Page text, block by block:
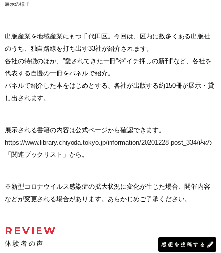
展示の様子
出版産業を地域産業にもつ千代田区。今回は、区内に数多くある出版社
のうち、独自路線を打ち出す33社が紹介されます。
各社の特徴のほか、”愛されてきた一冊”や”イチ押しの新刊”など、各社を
代表する自慢の一冊をパネルで紹介。
パネルで紹介した本をはじめとする、各社が出版する約150冊が展示・貸
し出されます。
展示される書籍の内容は公式ページから確認できます。
https://www.library.chiyoda.tokyo.jp/information/20201228-post_334/内の
「関連ブックリスト」から。
※新型コロナウイルス感染症の拡大状況に変化が生じた場合、開催内容
などが変更される場合があります。あらかじめご了承ください。
REVIEW
体験者の声 感想を投稿する